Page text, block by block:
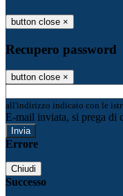
button close ×
Recupero password
button close ×
all'indirizzo indicato con le
E-mail inviata, si prega di
Errore
Chiudi
Successo